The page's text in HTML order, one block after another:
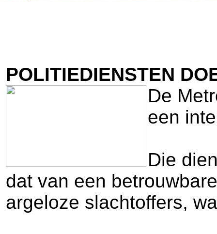
POLITIEDIENSTEN
De
een
Die
dat van een
argeloze slachtoffers,